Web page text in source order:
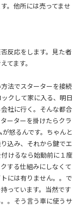
。他所には売ってませ
反応をします。見た者
てます。
法でスターターを接続
クして家に入る、明日
社に行く。そんな都合
ーターを掛けたらクラ
怒るんです。ちゃんと
込み、それから鍵でエ
けるなら始動前に１度
する仕組みにしなくて
には有りません。。で
っています。当然です
。そう言う車に使うサ